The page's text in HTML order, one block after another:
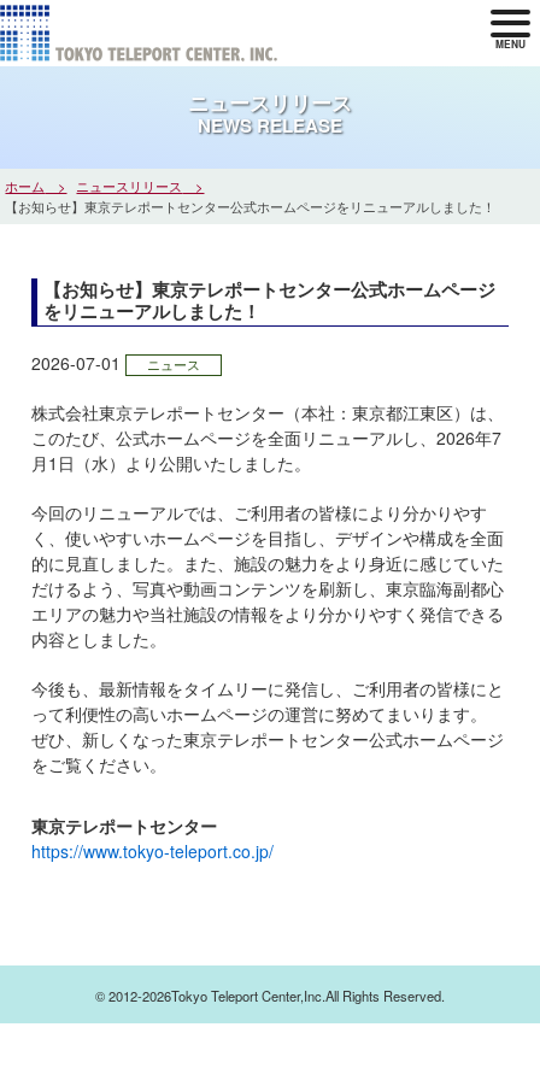
MENU
ニュースリリース
NEWS RELEASE
ホーム
ニュースリリース
【お知らせ】東京テレポートセンター公式ホームページをリニューアルしました！
【お知らせ】東京テレポートセンター公式ホームページ
をリニューアルしました！
2026-07-01 ニュース
株式会社東京テレポートセンター（本社：東京都江東区）は、
このたび、公式ホームページを全面リニューアルし、2026年7
月1日（水）より公開いたしました。
今回のリニューアルでは、ご利用者の皆様により分かりやす
く、使いやすいホームページを目指し、デザインや構成を全面
的に見直しました。また、施設の魅力をより身近に感じていた
だけるよう、写真や動画コンテンツを刷新し、東京臨海副都心
エリアの魅力や当社施設の情報をより分かりやすく発信できる
内容としました。
今後も、最新情報をタイムリーに発信し、ご利用者の皆様にと
って利便性の高いホームページの運営に努めてまいります。
ぜひ、新しくなった東京テレポートセンター公式ホームページ
をご覧ください。
東京テレポートセンター
https://www.tokyo-teleport.co.jp/
© 2012-2026Tokyo Teleport Center,Inc.All Rights Reserved.